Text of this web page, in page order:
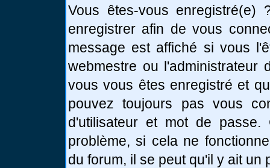
Vous êtes-vous enregistré(e)
enregistrer afin de vous
message est affiché si vous
webmestre ou l'administrateur
vous vous êtes enregistré et
pouvez toujours pas vous
d'utilisateur et mot de
problème, si cela ne
du forum, il se peut qu'il y ait un